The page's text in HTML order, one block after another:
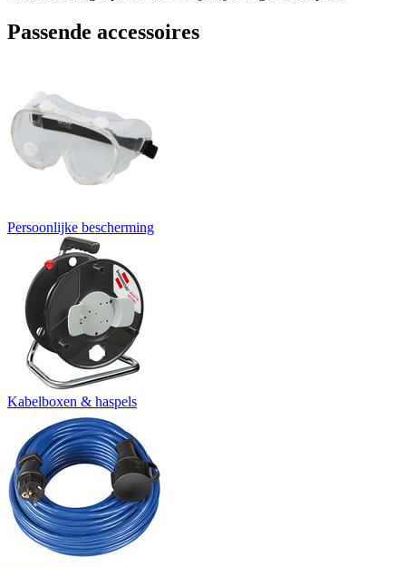
Passende accessoires
Persoonlijke bescherming
Kabelboxen & haspels